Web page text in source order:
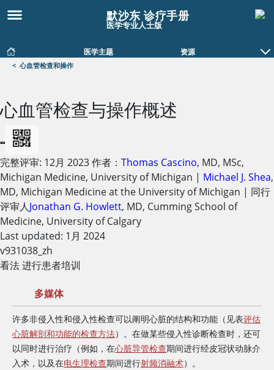
默沙东 诊疗手册
医学专业人士版
医学主题 资源
< 心血管检查和操作
心血管检查与操作概述
完整评审: 12月 2023作者： Thomas Cascino, MD, MSc,
Michigan Medicine, University of Michigan | Michael J. Shea,
MD, Michigan Medicine at the University of Michigan | 同行
评审人Jonathan G. Howlett, MD, Cumming School of
Medicine, University of Calgary
Last updated: 1月 2024
v931038_zh
看法 进行患者培训
多媒体
许多非侵入性和侵入性检查可以阐明心脏的结构和功能（见表评估
心脏解剖和功能的检查方法）。在做某些侵入性诊断检查时，还可
以同时进行治疗（例如，在心脏导管检查期间进行经皮冠状动脉介
入术，以及在电生理检查期间进行射频消融术）。